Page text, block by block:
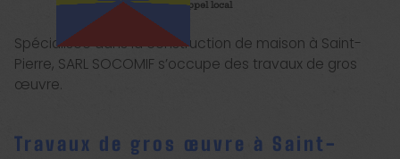
Spécialisée dans la construction de maison à Saint-
Pierre, SARL SOCOMIF s’occupe des travaux de gros
œuvre.
Travaux de gros œuvre à Saint-